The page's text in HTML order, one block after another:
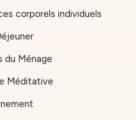
individuels
Ménage